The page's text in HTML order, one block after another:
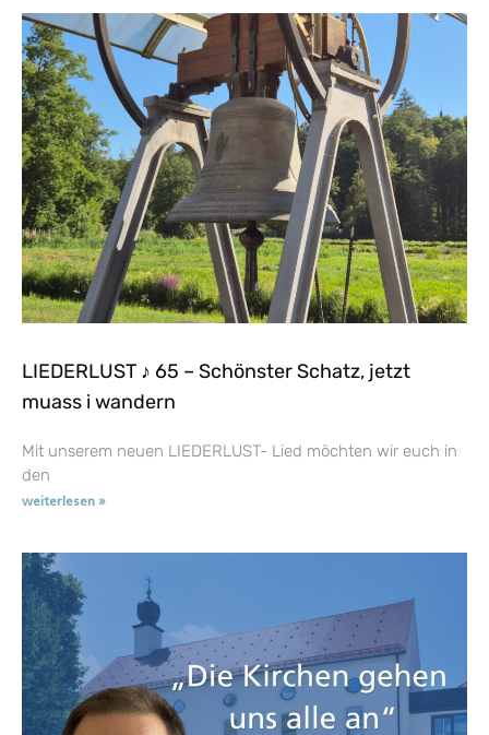
LIEDERLUST ♪ 65 – Schönster Schatz, jetzt
muass i wandern
Mit unserem neuen LIEDERLUST- Lied möchten wir euch in
den
weiterlesen »